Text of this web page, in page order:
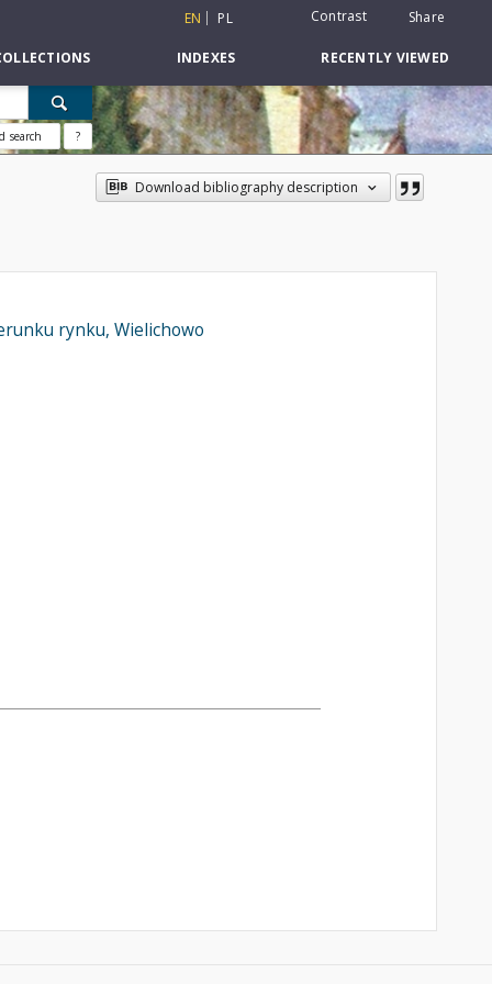
EN PL Contrast Share
INDEXES RECENTLY VIEWED
search ?
Download bibliography description
rynku, Wielichowo